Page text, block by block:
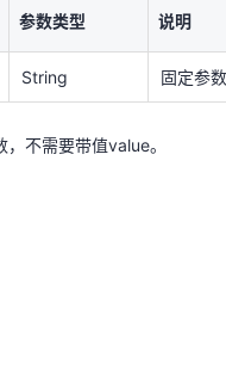
参数类型 说明
String 固定参数
不需要带值value。